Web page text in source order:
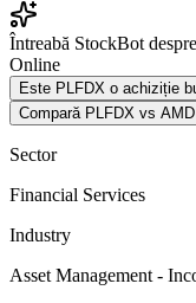
Întreabă StockBot
Online
Este PLFDX o achiziție
Compară PLFDX vs AMD
Sector
Financial Services
Industry
Asset Management -